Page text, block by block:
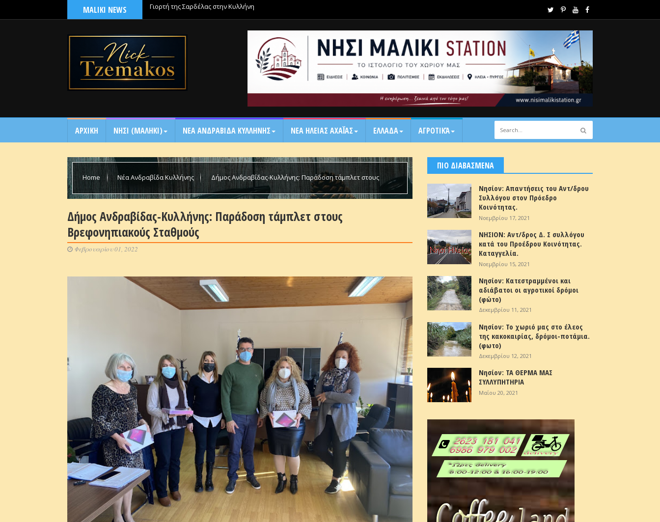
MALIKI NEWS Γιορτή της Σαρδέλας στην Κυλλήνη
ΑΡΧΙΚΗ NΗΣΙ (ΜΑΛΗΚΙ) ΝΕΑ ΑΝΔΡΑΒΙΔΑ ΚΥΛΛΗΝΗΣ ΝΕΑ ΗΛΕΙΑΣ ΑΧΑΪ́ΑΣ ΕΛΛΑΔΑ ΑΓΡΟΤΙΚΆ
Home Νέα Ανδραβίδα Κυλλήνης Δήμος Ανδραβίδας-Κυλλήνης: Παράδοση τάμπλετ στους
Δήμος Ανδραβίδας-Κυλλήνης: Παράδοση τάμπλετ στους
Βρεφονηπιακούς Σταθμούς
Φεβρουαρίου 01, 2022
ΠΙΟ ΔΙΑΒΑΣΜΕΝΑ
Νησίον: Απαντήσεις του Αντ/δρου
Συλλόγου στον Πρόεδρο
Κοινότητας.
Νοεμβρίου 17, 2021
ΝΗΣΙΟΝ: Αντ/δρος Δ. Σ συλλόγου
κατά του Προέδρου Κοινότητας.
Καταγγελία.
Νοεμβρίου 15, 2021
Νησίον: Κατεστραμμένοι και
αδιάβατοι οι αγροτικοί δρόμοι
(φώτο)
Δεκεμβρίου 11, 2021
Νησίον: Το χωριό μας στο έλεος
της κακοκαιρίας, δρόμοι-ποτάμια.
(φωτο)
Δεκεμβρίου 12, 2021
Νησίον: ΤΑ ΘΕΡΜΑ ΜΑΣ
ΣΥΛΛΥΠΗΤΗΡΙΑ
Μαΐου 20, 2021